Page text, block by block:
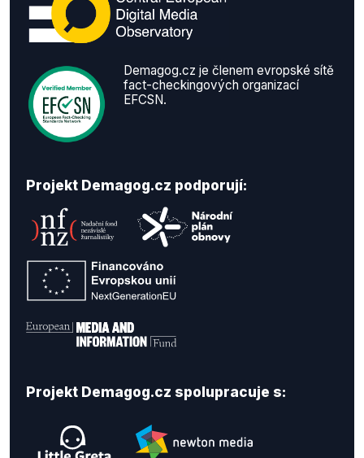
Demagog.cz je členem evropské sítě
fact-checkingových organizací
EFCSN.
Projekt Demagog.cz podporují:
Projekt Demagog.cz spolupracuje s: